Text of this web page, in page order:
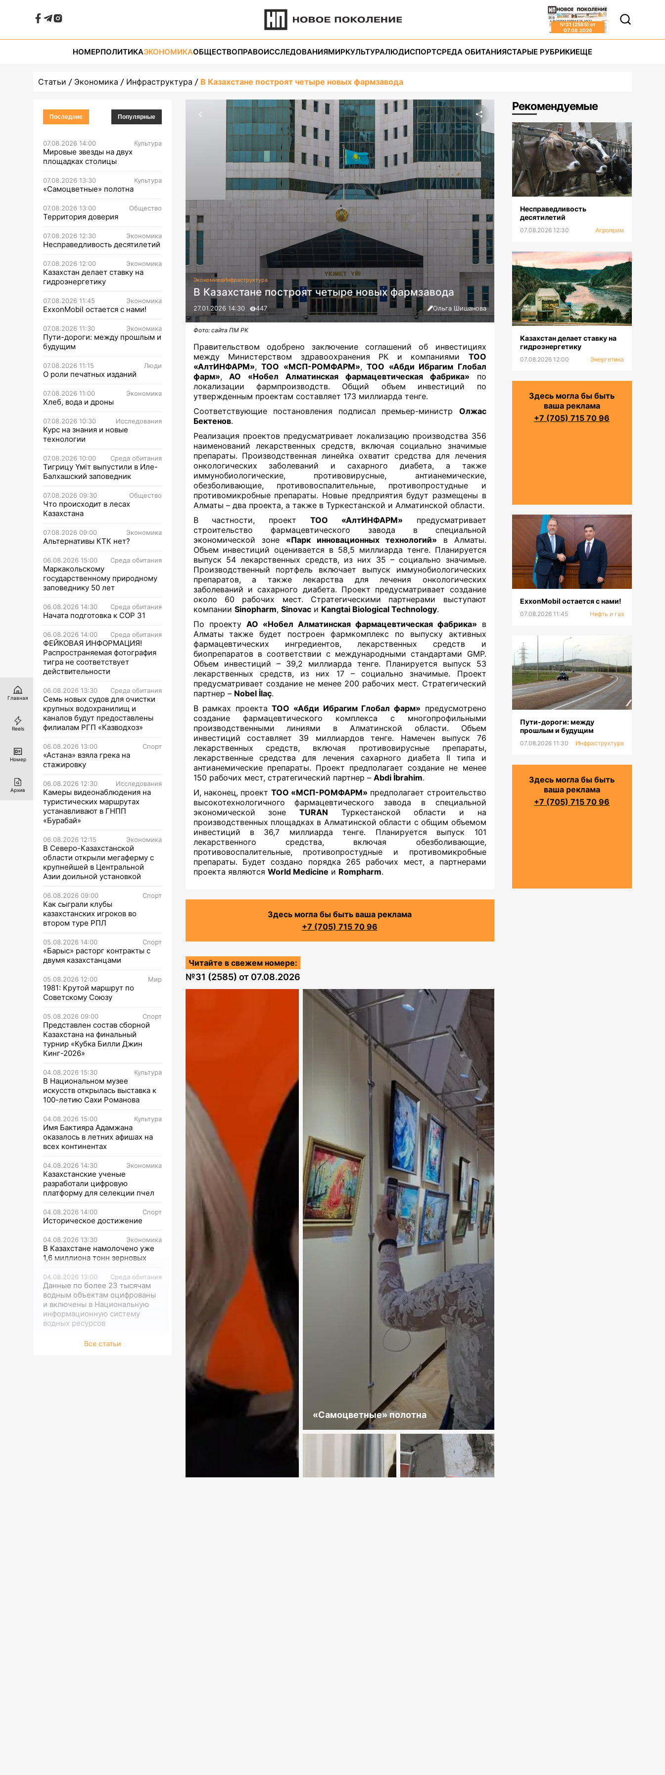
№31 (2585) от
07.08.2026
НОМЕРПОЛИТИКАЭКОНОМИКАОБЩЕСТВОПРАВОИССЛЕДОВАНИЯМИРКУЛЬТУРАЛЮДИСПОРТСРЕДА ОБИТАНИЯСТАРЫЕ РУБРИКИЕЩЕ
Статьи Экономика Инфраструктура В Казахстане построят четыре новых фармзавода
Последние Популярные
07.08.2026 14:00 Культура
Мировые звезды на двух
площадках столицы
07.08.2026 13:30 Культура
«Самоцветные» полотна
07.08.2026 13:00 Общество
Территория доверия
07.08.2026 12:30 Экономика
Несправедливость десятилетий
07.08.2026 12:00 Экономика
Казахстан делает ставку на
гидроэнергетику
07.08.2026 11:45 Экономика
ExxonMobil остается с нами!
07.08.2026 11:30 Экономика
Пути-дороги: между прошлым и
будущим
07.08.2026 11:15 Люди
О роли печатных изданий
07.08.2026 11:00 Экономика
Хлеб, вода и дроны
07.08.2026 10:30 Исследования
Курс на знания и новые
технологии
07.08.2026 10:00 Среда обитания
Тигрицу Үміт выпустили в Иле-
Балхашский заповедник
07.08.2026 09:30 Общество
Что происходит в лесах
Казахстана
07.08.2026 09:00 Экономика
Альтернативы КТК нет?
06.08.2026 15:00 Среда обитания
Маркакольскому
государственному природному
заповеднику 50 лет
06.08.2026 14:30 Среда обитания
Начата подготовка к СОР 31
06.08.2026 14:00 Среда обитания
ФЕЙКОВАЯ ИНФОРМАЦИЯ!
Распространяемая фотография
тигра не соответствует
действительности
06.08.2026 13:30 Среда обитания
Семь новых судов для очистки
крупных водохранилищ и
каналов будут предоставлены
филиалам РГП «Казводхоз»
06.08.2026 13:00 Спорт
«Астана» взяла грека на
стажировку
06.08.2026 12:30 Исследования
Камеры видеонаблюдения на
туристических маршрутах
устанавливают в ГНПП
«Бурабай»
06.08.2026 12:15 Экономика
В Северо-Казахстанской
области открыли мегаферму с
крупнейшей в Центральной
Азии доильной установкой
06.08.2026 09:00 Спорт
Как сыграли клубы
казахстанских игроков во
втором туре РПЛ
05.08.2026 14:00 Спорт
«Барыс» расторг контракты с
двумя казахстанцами
05.08.2026 12:00 Мир
1981: Крутой маршрут по
Советскому Союзу
05.08.2026 09:00 Спорт
Представлен состав сборной
Казахстана на финальный
турнир «Кубка Билли Джин
Кинг-2026»
04.08.2026 15:30 Культура
В Национальном музее
искусств открылась выставка к
100-летию Сахи Романова
04.08.2026 15:00 Культура
Имя Бактияра Адамжана
оказалось в летних афишах на
всех континентах
04.08.2026 14:30 Экономика
Казахстанские ученые
разработали цифровую
платформу для селекции пчел
04.08.2026 14:00 Спорт
Историческое достижение
04.08.2026 13:30 Экономика
В Казахстане намолочено уже
1,6 миллиона тонн зерновых
04.08.2026 13:00 Среда обитания
Данные по более 23 тысячам
водным объектам оцифрованы
и включены в Национальную
информационную систему
водных ресурсов
Все статьи
ЭкономикаИнфраструктура
В Казахстане построят четыре новых фармзавода
27.01.2026 14:30 447 Ольга Шишанова
Фото: сайта ПМ РК
Правительством одобрено заключение соглашений об инвестициях
между Министерством здравоохранения РК и компаниями ТОО
«АлтИНФАРМ»,ТОО «МСП-РОМФАРМ»,ТОО «Абди Ибрагим Глобал
фарм»,АО «Нобел Алматинская фармацевтическая фабрика» по
локализации фармпроизводств. Общий объем инвестиций по
утвержденным проектам составляет 173 миллиарда тенге.
Соответствующие постановления подписал премьер-министр Олжас
Бектенов.
Реализация проектов предусматривает локализацию производства 356
наименований лекарственных средств, включая социально значимые
препараты. Производственная линейка охватит средства для лечения
онкологических заболеваний и сахарного диабета, а также
иммунобиологические, противовирусные, антианемические,
обезболивающие, противовоспалительные, противопростудные и
противомикробные препараты. Новые предприятия будут размещены в
Алматы – два проекта, а также в Туркестанской и Алматинской области.
В частности, проект ТОО «АлтИНФАРМ» предусматривает
строительство фармацевтического завода в специальной
экономической зоне «Парк инновационных технологий» в Алматы.
Объем инвестиций оценивается в 58,5 миллиарда тенге. Планируется
выпуск 54 лекарственных средств, из них 35 – социально значимые.
Производственный портфель включает выпуск иммунобиологических
препаратов, а также лекарства для лечения онкологических
заболеваний и сахарного диабета. Проект предусматривает создание
около 60 рабочих мест. Стратегическими партнерами выступают
компании Sinopharm, Sinovacи Kangtai Biological Technology.
По проекту АО «Нобел Алматинская фармацевтическая фабрика» в
Алматы также будет построен фармкомплекс по выпуску активных
фармацевтических ингредиентов, лекарственных средств и
биопрепаратов в соответствии с международными стандартами GMP.
Объем инвестиций – 39,2 миллиарда тенге. Планируется выпуск 53
лекарственных средств, из них 17 – социально значимые. Проект
предусматривает создание не менее 200 рабочих мест. Стратегический
партнер – Nobel İlaç.
В рамках проектаТОО «Абди Ибрагим Глобал фарм» предусмотрено
создание фармацевтического комплекса с многопрофильными
производственными линиями в Алматинской области. Объем
инвестиций составляет 39 миллиардов тенге. Намечен выпуск 76
лекарственных средств, включая противовирусные препараты,
лекарственные средства для лечения сахарного диабета II типа и
антианемические препараты. Проект предполагает создание не менее
150 рабочих мест, стратегический партнер – Abdi İbrahim.
И, наконец, проект ТОО «МСП-РОМФАРМ» предполагает строительство
высокотехнологичного фармацевтического завода в специальной
экономической зоне TURAN Туркестанской области и на
производственных площадках в Алматинской области с общим объемом
инвестиций в 36,7 миллиарда тенге. Планируется выпуск 101
лекарственного средства, включая обезболивающие,
противовоспалительные, противопростудные и противомикробные
препараты. Будет создано порядка 265 рабочих мест, а партнерами
проекта являются World Medicine и Rompharm.
Здесь могла бы быть ваша реклама
+7 (705) 715 70 96
Читайте в свежем номере:
№31 (2585) от 07.08.2026
«Самоцветные» полотна
Рекомендуемые
Несправедливость
десятилетий
07.08.2026 12:30 Агропром
Казахстан делает ставку на
гидроэнергетику
07.08.2026 12:00 Энергетика
Здесь могла бы быть
ваша реклама
+7 (705) 715 70 96
ExxonMobil остается с нами!
07.08.2026 11:45 Нефть и газ
Пути-дороги: между
прошлым и будущим
07.08.2026 11:30 Инфраструктура
Здесь могла бы быть
ваша реклама
+7 (705) 715 70 96
Главная
Reels
Номер
Архив